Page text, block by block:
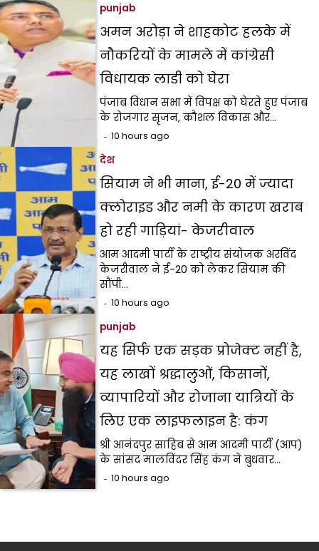
punjab
अमन अरोड़ा ने शाहकोट हलके में
नौकरियों के मामले में कांग्रेसी
विधायक लाडी को घेरा
पंजाब विधान सभा में विपक्ष को घेरते हुए पंजाब
के रोजगार सृजन, कौशल विकास और…
10 hours ago
देश
सियाम ने भी माना, ई-20 में ज्यादा
क्लोराइड और नमी के कारण खराब
हो रही गाड़ियां- केजरीवाल
आम आदमी पार्टी के राष्ट्रीय संयोजक अरविंद
केजरीवाल ने ई-20 को लेकर सियाम की
सौंपी…
10 hours ago
punjab
यह सिर्फ एक सड़क प्रोजेक्ट नहीं है,
यह लाखों श्रद्धालुओं, किसानों,
व्यापारियों और रोजाना यात्रियों के
लिए एक लाइफलाइन है: कंग
श्री आनंदपुर साहिब से आम आदमी पार्टी (आप)
के सांसद मालविंदर सिंह कंग ने बुधवार…
10 hours ago